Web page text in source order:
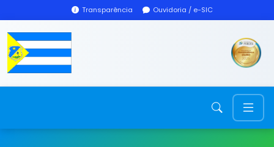
Transparência Ouvidoria / e-SIC